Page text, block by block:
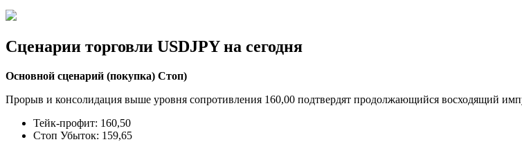
Сценарии торговли USDJPY на сегодня
Основной сценарий (покупка) Стоп)
Прорыв и консолидация выше уровня сопротивления 160,00 подтвердят продолжающийся восходящий
Тейк-профит: 160,50
Стоп Убыток: 159,65